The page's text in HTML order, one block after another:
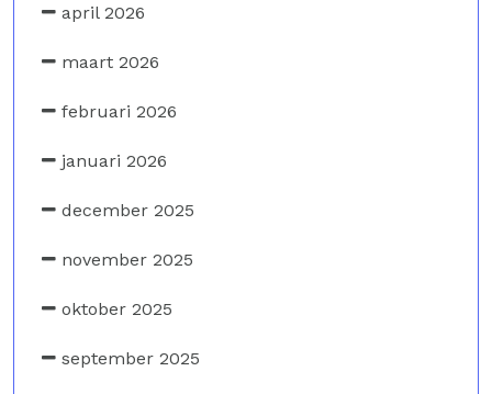
april 2026
maart 2026
februari 2026
januari 2026
december 2025
november 2025
oktober 2025
september 2025